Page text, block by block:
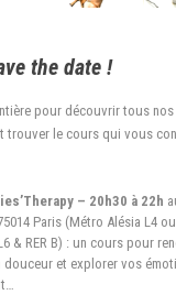
the date !
pour découvrir tous
trouver le cours qui vous
– 20h30 à 22h
Paris (Métro Alésia L4
& RER B) : un cours pour
douceur et explorer vos